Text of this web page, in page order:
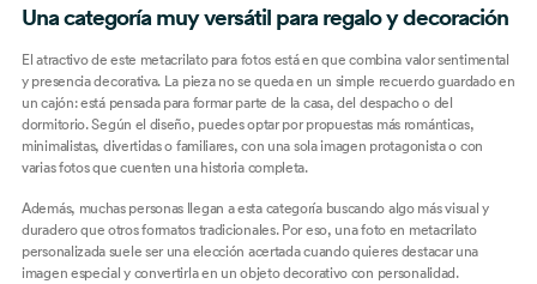
Una categoría muy versátil para regalo y decoración
El atractivo de este metacrilato para fotos está en que combina valor sentimental
y presencia decorativa. La pieza no se queda en un simple recuerdo guardado en
un cajón: está pensada para formar parte de la casa, del despacho o del
dormitorio. Según el diseño, puedes optar por propuestas más románticas,
minimalistas, divertidas o familiares, con una sola imagen protagonista o con
varias fotos que cuenten una historia completa.
Además, muchas personas llegan a esta categoría buscando algo más visual y
duradero que otros formatos tradicionales. Por eso, una foto en metacrilato
personalizada suele ser una elección acertada cuando quieres destacar una
imagen especial y convertirla en un objeto decorativo con personalidad.